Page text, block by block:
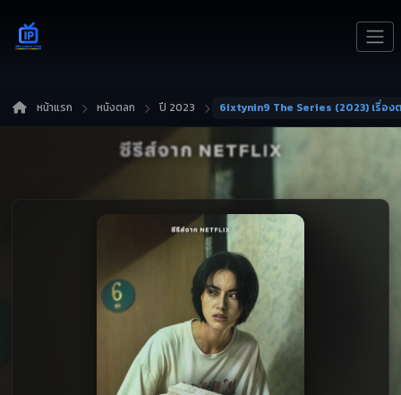
หน้าแรก หนังตลก ปี 2023